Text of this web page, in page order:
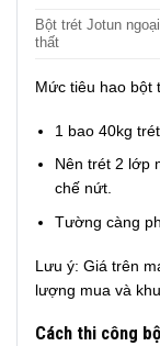
Bột trét Jotun ngoại
thất
Mức tiêu hao bột
1 bao 40kg
Nên trét 2 lớp
chế nứt.
Tường càng
Lưu ý: Giá trên
lượng mua và
Cách thi công